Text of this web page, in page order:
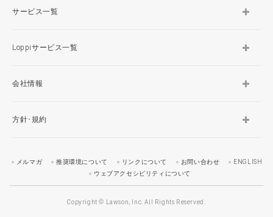
サービス一覧
Loppiサービス一覧
会社情報
方針･規約
メルマガ 推奨環境について リンクについて お問い合わせ
ENGLISH
ウェブアクセシビリティについて
Copyright © Lawson, Inc. All Rights Reserved.